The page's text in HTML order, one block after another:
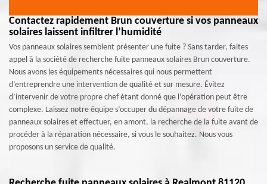
Contactez rapidement Brun couverture si vos panneaux
solaires laissent infiltrer l’humidité
Vos panneaux solaires semblent présenter une fuite ? Sans tarder, faites
appel à la société de recherche fuite panneaux solaires Brun couverture.
Nous avons les équipements nécessaires qui nous permettent
d’entreprendre une intervention de qualité et sur mesure. Évitez
d’intervenir de votre propre chef étant donné que l’opération peut être
complexe. Laissez notre équipe s’occuper du dépannage de votre fuite de
panneaux solaires et effectuer, en amont, la recherche de la fuite avant de
procéder à la réparation nécessaire, si vous le souhaitez. Nous vous
proposons un service de qualité.